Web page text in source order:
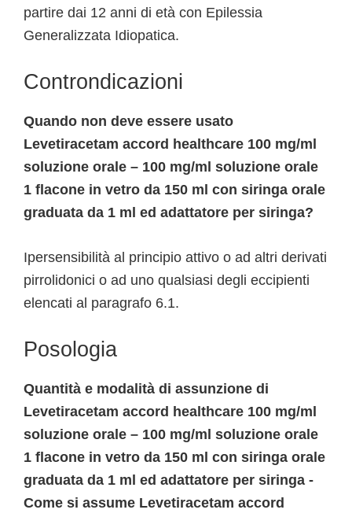
partire dai 12 anni di età con Epilessia
Generalizzata Idiopatica.
Controndicazioni
Quando non deve essere usato
Levetiracetam accord healthcare 100 mg/ml
soluzione orale – 100 mg/ml soluzione orale
1 flacone in vetro da 150 ml con siringa orale
graduata da 1 ml ed adattatore per siringa?
Ipersensibilità al principio attivo o ad altri derivati
pirrolidonici o ad uno qualsiasi degli eccipienti
elencati al paragrafo 6.1.
Posologia
Quantità e modalità di assunzione di
Levetiracetam accord healthcare 100 mg/ml
soluzione orale – 100 mg/ml soluzione orale
1 flacone in vetro da 150 ml con siringa orale
graduata da 1 ml ed adattatore per siringa -
Come si assume Levetiracetam accord